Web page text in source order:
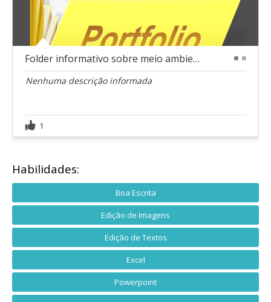
Folder informativo sobre meio ambiente
Nenhuma descrição informada
1
Habilidades:
Boa Escrita
Edição de Imagens
Edição de Textos
Excel
Powerpoint